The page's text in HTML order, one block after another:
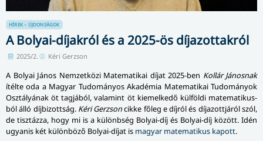
HÍREK – ÚJDONSÁGOK
A Bolyai-díjakról és a 2025-ös díjazottakról
2025/2. Kéri Gerzson
A Bolyai János Nemzetközi Matematikai díjat 2025-ben Kollár Jánosnak
ítélte oda a Magyar Tudományos Akadémia Matematikai Tudo­má­nyok
Osztályának öt tagjából, valamint öt kiemelkedő külföldi mate­ma­ti­kus­
ból álló díjbizottság. Kéri Gerzsoncikke főleg e díjról és díjazottjáról szól,
de tisztázza, hogy mi is a különbség Bolyai-díj és Bolyai-díj között. Idén
ugyanis két különböző Bolyai-díjat is magyar matematikus kapott.